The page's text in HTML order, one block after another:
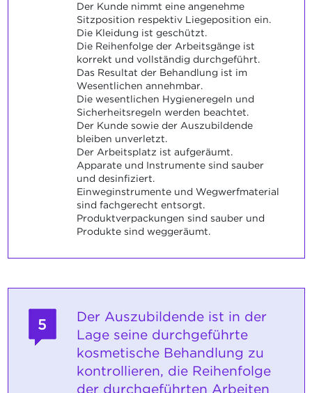
Der Kunde nimmt eine angenehme
Sitzposition respektiv Liegeposition ein.
Die Kleidung ist geschützt.
Die Reihenfolge der Arbeitsgänge ist
korrekt und vollständig durchgeführt.
Das Resultat der Behandlung ist im
Wesentlichen annehmbar.
Die wesentlichen Hygieneregeln und
Sicherheitsregeln werden beachtet.
Der Kunde sowie der Auszubildende
bleiben unverletzt.
Der Arbeitsplatz ist aufgeräumt.
Apparate und Instrumente sind sauber
und desinfiziert.
Einweginstrumente und Wegwerfmaterial
sind fachgerecht entsorgt.
Produktverpackungen sind sauber und
Produkte sind weggeräumt.
5
Der Auszubildende ist in der
Lage seine durchgeführte
kosmetische Behandlung zu
kontrollieren, die Reihenfolge
der durchgeführten Arbeiten